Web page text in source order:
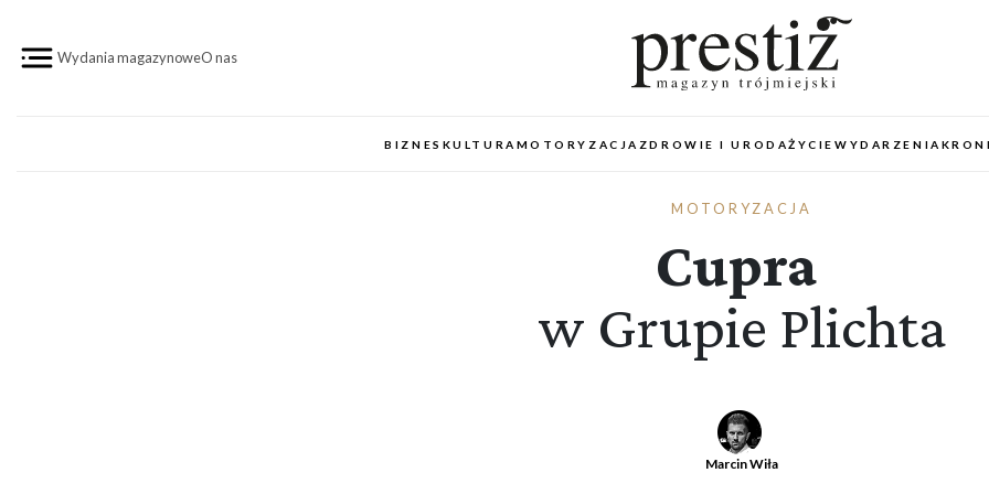
Wydania magazynoweO nas
BIZNES KULTURA MOTORYZACJA ZDROWIE I URODAŻYCIEWYDARZENIA
MOTORYZACJA
Cupra
w Grupie Plichta
Marcin Wiła